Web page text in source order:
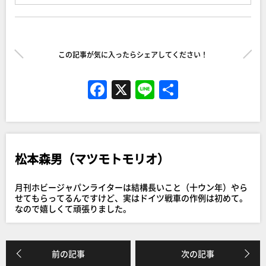
この記事が気に入ったらシェアしてください！
F
c
e
b
o
o
k
X Li
e
松本森男（マツモトモリオ）
月刊ホビージャパンライターは結構長いこと（十ウン年）やら
せてもらってるんですけど、実はドイツ戦車の作例は初めて。
なので嬉しくて頑張りました。
前の記事 次の記事